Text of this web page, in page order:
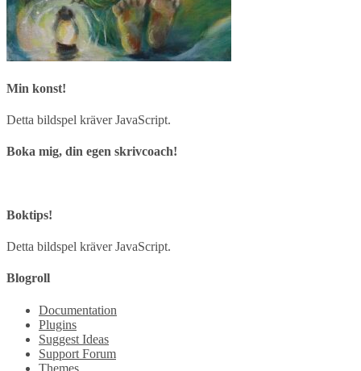
Min konst!
Detta bildspel kräver JavaScript.
Boka mig, din egen skrivcoach!
Boktips!
Detta bildspel kräver JavaScript.
Blogroll
Documentation
Plugins
Suggest Ideas
Support Forum
Themes